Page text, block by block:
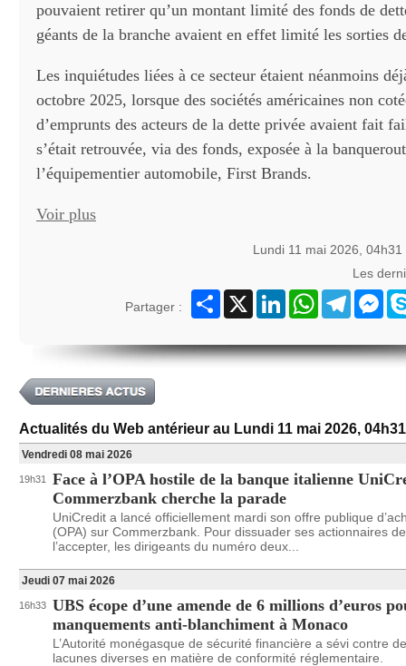
pouvaient retirer qu’un montant limité des fonds de
géants de la branche avaient en effet limité les sorties
Les inquiétudes liées à ce secteur étaient néanmoins
octobre 2025, lorsque des sociétés américaines non
d’emprunts des acteurs de la dette privée avaient fait
s’était retrouvée, via des fonds, exposée à la
l’équipementier automobile, First Brands.
Voir plus
Lundi 11 mai 2026,
Les
Partager :
Partager
X LinkedInWhatsAppTelegram
Actualités du Web antérieur au Lundi 11 mai 2026, 04h31
Vendredi 08 mai 2026
19h31
Face à l’OPA hostile de la banque italienne
Commerzbank cherche la parade
UniCredit a lancé officiellement mardi son offre publique
(OPA) sur Commerzbank. Pour dissuader ses actionnaires de
l’accepter, les dirigeants du numéro deux...
Jeudi 07 mai 2026
16h33 UBS écope d’une amende de 6 millions d’euros
manquements anti-blanchiment à Monaco
L’Autorité monégasque de sécurité financière a sévi contre
lacunes diverses en matière de conformité réglementaire.